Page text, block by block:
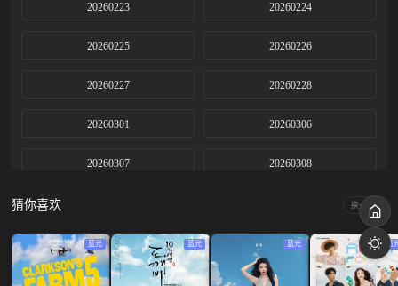
20260223 20260224
20260225 20260226
20260227 20260228
20260301 20260306
20260307 20260308
20260314 20260320上
20260320下 20260321
猜你喜欢 换一换
蓝光 蓝光 蓝光 蓝